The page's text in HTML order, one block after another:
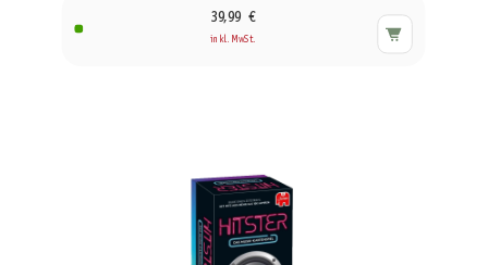
39,99 €
inkl. MwSt.